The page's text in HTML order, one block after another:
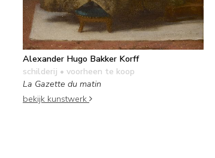
Alexander Hugo Bakker Korff
schilderij • voorheen te koop
La Gazette du matin
bekijk kunstwerk